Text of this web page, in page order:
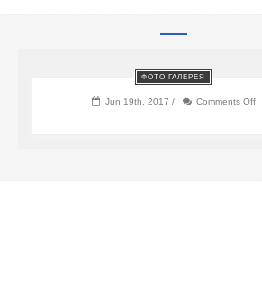
ФОТО ГАЛЕРЕЯ
Jun 19th, 2017 / Comments Offon